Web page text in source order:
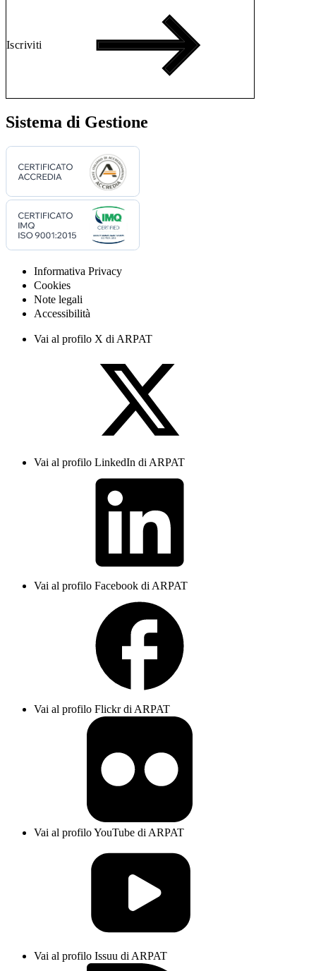
Iscriviti
Sistema di Gestione
Informativa Privacy
Cookies
Note legali
Accessibilità
Vai al profilo X di ARPAT
Vai al profilo LinkedIn di ARPAT
Vai al profilo Facebook di ARPAT
Vai al profilo Flickr di ARPAT
Vai al profilo YouTube di ARPAT
Vai al profilo Issuu di ARPAT